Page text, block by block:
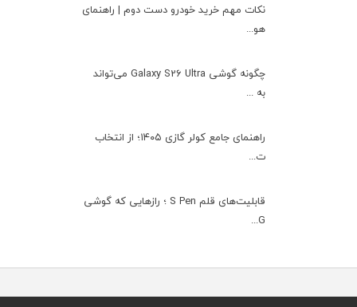
نکات مهم خرید خودرو دست دوم | راهنمای
هو...
چگونه گوشی Galaxy S26 Ultra می‌تواند
به ...
راهنمای جامع کولر گازی ۱۴۰۵؛ از انتخاب
ت...
قابلیت‌های قلم S Pen ؛ رازهایی که گوشی
G...